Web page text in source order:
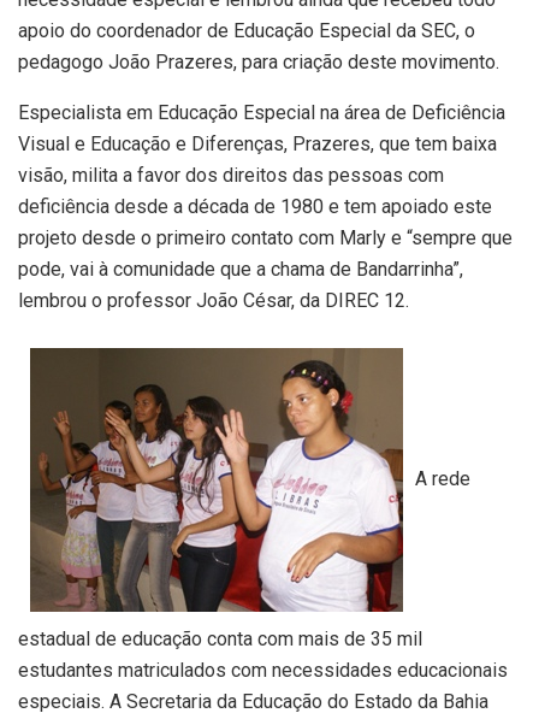
apoio do coordenador de Educação Especial da SEC, o
pedagogo João Prazeres, para criação deste movimento.
Especialista em Educação Especial na área de Deficiência
Visual e Educação e Diferenças, Prazeres, que tem baixa
visão, milita a favor dos direitos das pessoas com
deficiência desde a década de 1980 e tem apoiado este
projeto desde o primeiro contato com Marly e “sempre que
pode, vai à comunidade que a chama de Bandarrinha”,
lembrou o professor João César, da DIREC 12.
A rede
estadual de educação conta com mais de 35 mil
estudantes matriculados com necessidades educacionais
especiais. A Secretaria da Educação do Estado da Bahia